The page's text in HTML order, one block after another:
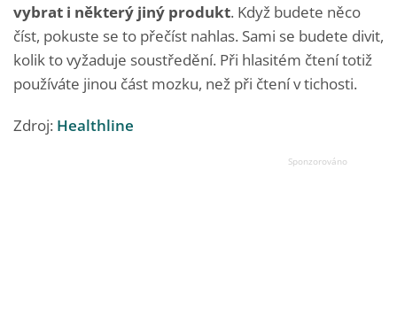
vybrat i některý jiný produkt. Když budete něco
číst, pokuste se to přečíst nahlas. Sami se budete divit,
kolik to vyžaduje soustředění. Při hlasitém čtení totiž
používáte jinou část mozku, než při čtení v tichosti.
Zdroj: Healthline